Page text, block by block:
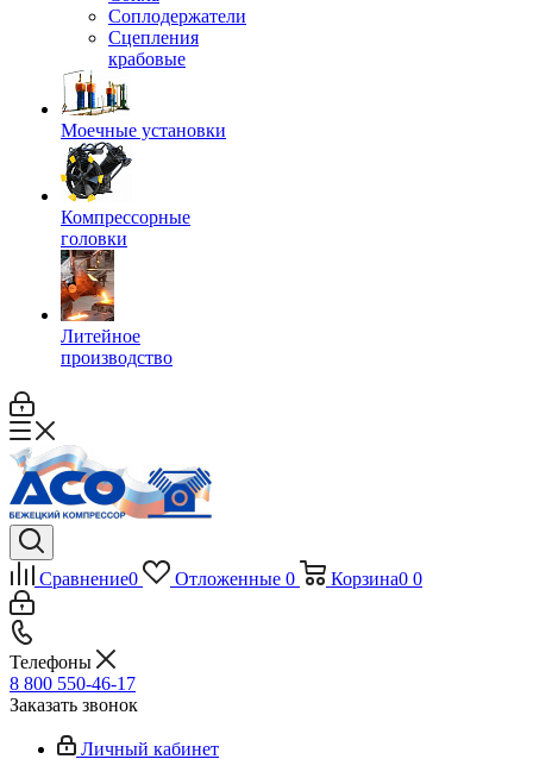
Соплодержатели
Сцепления
крабовые
Моечные установки
Компрессорные
головки
Литейное
производство
Сравнение0 Отложенные 0 Корзина0 0
Телефоны
8 800 550-46-17
Заказать звонок
Личный кабинет